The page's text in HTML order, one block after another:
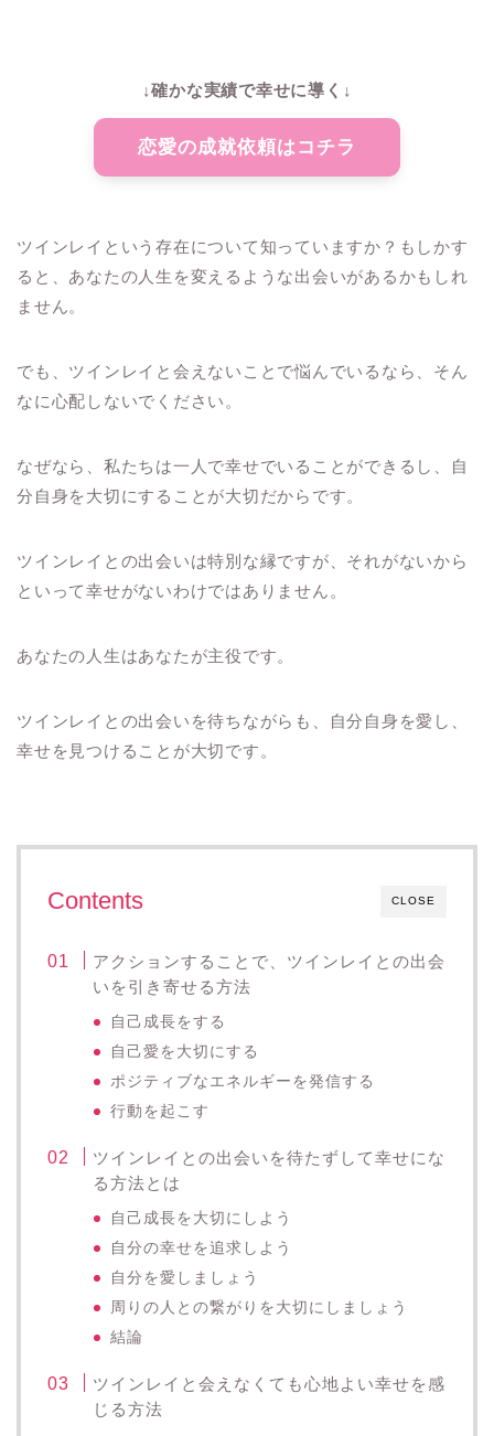
↓確かな実績で幸せに導く↓
恋愛の成就依頼はコチラ
ツインレイという存在について知っていますか？もしかす
ると、あなたの人生を変えるような出会いがあるかもしれ
ません。
でも、ツインレイと会えないことで悩んでいるなら、そん
なに心配しないでください。
なぜなら、私たちは一人で幸せでいることができるし、自
分自身を大切にすることが大切だからです。
ツインレイとの出会いは特別な縁ですが、それがないから
といって幸せがないわけではありません。
あなたの人生はあなたが主役です。
ツインレイとの出会いを待ちながらも、自分自身を愛し、
幸せを見つけることが大切です。
CLOSE
Contents
アクションすることで、ツインレイとの出会
いを引き寄せる方法
自己成長をする
自己愛を大切にする
ポジティブなエネルギーを発信する
行動を起こす
ツインレイとの出会いを待たずして幸せにな
る方法とは
自己成長を大切にしよう
自分の幸せを追求しよう
自分を愛しましょう
周りの人との繋がりを大切にしましょう
結論
ツインレイと会えなくても心地よい幸せを感
じる方法